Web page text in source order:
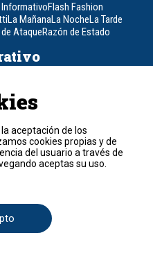
InformativoFlash Fashion
La MañanaLa NocheLa Tarde
AtaqueRazón de Estado
cliente
de autorregulación
RCN Total
aceptación de los
cookies propias y de
del usuario a través de
aceptas su uso.